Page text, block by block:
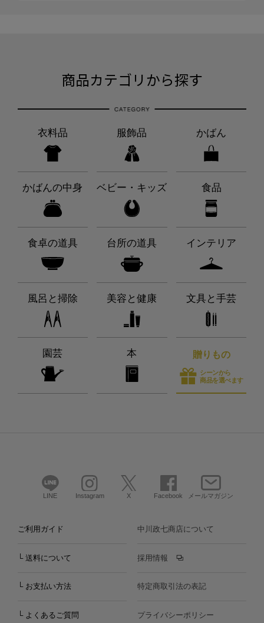
商品カテゴリから探す
衣料品 服飾品 かばん
かばんの中身 ベビー・キッズ 食品
食卓の道具 台所の道具 インテリア
風呂と掃除 美容と健康 文具と手芸
園芸 本 贈りもの
シーンから
商品を選べます
LINE Instagram X Facebook メールマガジン
ご利用ガイド
└ 送料について
└ お支払い方法
└ よくあるご質問
中川政七商店について
採用情報
特定商取引法の表記
プライバシーポリシー